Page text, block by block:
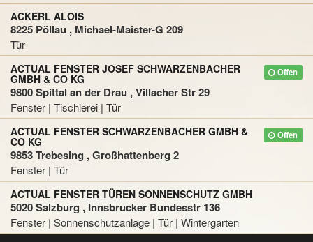
ACKERL ALOIS
8225 Pöllau , Michael-Maister-G 209
Tür
Offen
ACTUAL FENSTER JOSEF SCHWARZENBACHER
GMBH & CO KG
9800 Spittal an der Drau , Villacher Str 29
Fenster | Tischlerei | Tür
Offen
ACTUAL FENSTER SCHWARZENBACHER GMBH &
CO KG
9853 Trebesing , Großhattenberg 2
Fenster | Tür
ACTUAL FENSTER TÜREN SONNENSCHUTZ GMBH
5020 Salzburg , Innsbrucker Bundesstr 136
Fenster | Sonnenschutzanlage | Tür | Wintergarten